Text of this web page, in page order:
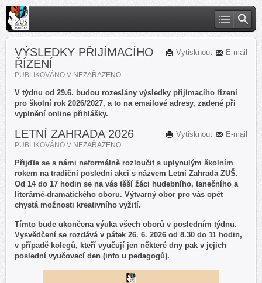
E-mail
Vytisknout
VÝSLEDKY PŘIJÍMACÍHO
ŘÍZENÍ
PUBLIKOVÁNO V NEZAŘAZENO
V týdnu od 29.6. budou rozeslány výsledky přijímacího řízení
pro školní rok 2026/2027, a to na emailové adresy, zadené při
vyplnění online přihlášky.
E-mail
Vytisknout
LETNÍ ZAHRADA 2026
PUBLIKOVÁNO V NEZAŘAZENO
Přijďte se s námi neformálně rozloučit s uplynulým školním
rokem na tradiční poslední akci s názvem Letní Zahrada ZUŠ.
Od 14 do 17 hodin se na vás těší žáci hudebního, tanečního a
literárně-dramatického oboru. Výtvarný obor pro vás opět
chystá možnosti kreativního vyžití.
Tímto bude ukončena výuka všech oborů v posledním týdnu.
Vysvědčení se rozdává v pátek 26. 6. 2026 od 8.30 do 11 hodin,
v případě kolegů, kteří vyučují jen některé dny pak v jejich
poslední vyučovací den (info u pedagogů).